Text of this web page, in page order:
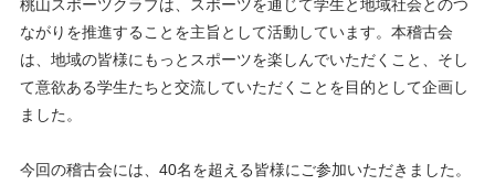
桃山スポーツクラブは、スポーツを通じて学生と地域社会とのつ
ながりを推進することを主旨として活動しています。本稽古会
は、地域の皆様にもっとスポーツを楽しんでいただくこと、そし
て意欲ある学生たちと交流していただくことを目的として企画し
ました。
今回の稽古会には、40名を超える皆様にご参加いただきました。